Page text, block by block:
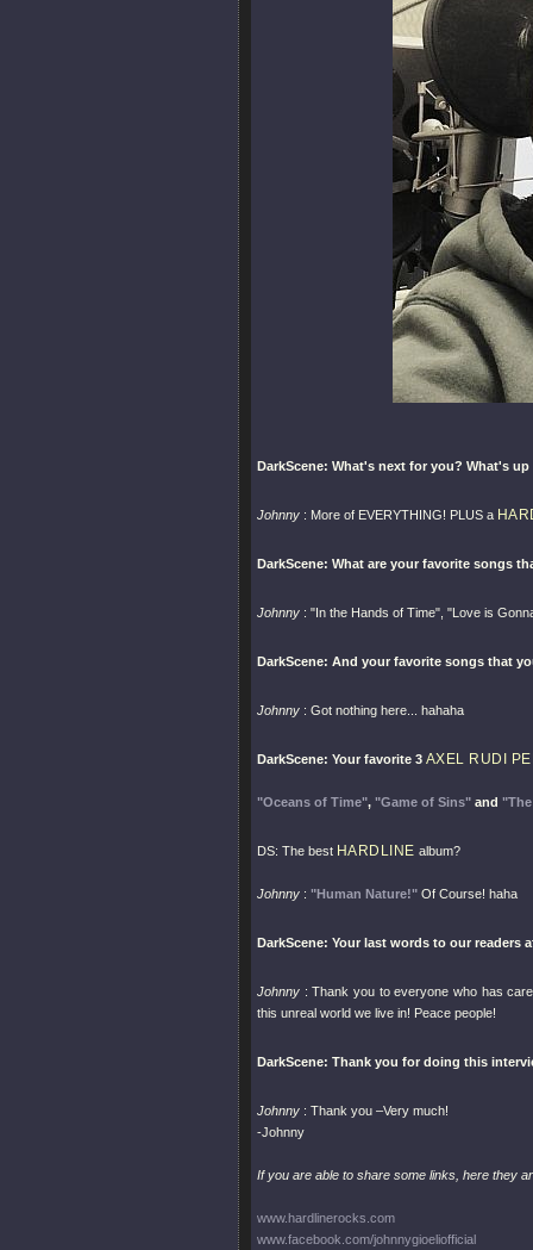
DarkScene: What's next for you? What's up
Johnny : More of EVERYTHING! PLUS a
DarkScene: What are your favorite songs
Johnny : "In the Hands of Time" "Love is
DarkScene: And your favorite songs that
Johnny : Got nothing here... hahaha
DarkScene: Your favorite 3 AXEL RUDI
"Oceans of Time", "Game of Sins" and
DS: The best HARDLINE album?
Johnny : "Human Nature!" Of Course! haha
DarkScene: Your last words to our readers
Johnny : Thank you to everyone who has
this unreal world we live in! Peace people!
DarkScene: Thank you for doing this
Johnny : Thank you –Very much!
-Johnny
If you are able to share some links, here they
www.hardlinerocks.com
www.facebook.com/johnnygioeliofficial